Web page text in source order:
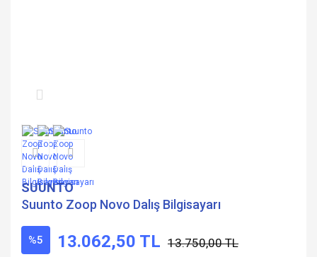
SUUNTO
Suunto Zoop Novo Dalış Bilgisayarı
%5 13.062,50 TL 13.750,00 TL